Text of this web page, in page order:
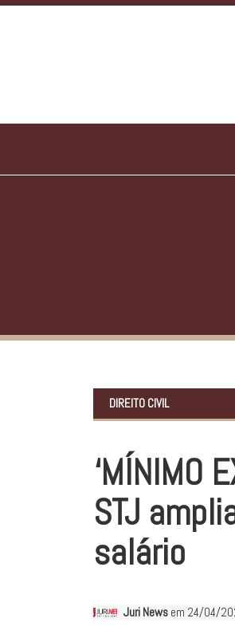
DIREITO CIVIL
‘MÍNIMO
STJ
salário
Juri News em 24/04/